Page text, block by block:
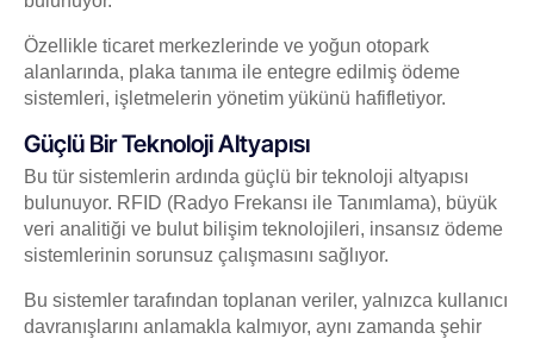
Özellikle ticaret merkezlerinde ve yoğun otopark
alanlarında, plaka tanıma ile entegre edilmiş ödeme
sistemleri, işletmelerin yönetim yükünü hafifletiyor.
Güçlü Bir Teknoloji Altyapısı
Bu tür sistemlerin ardında güçlü bir teknoloji altyapısı
bulunuyor. RFID (Radyo Frekansı ile Tanımlama), büyük
veri analitiği ve bulut bilişim teknolojileri, insansız ödeme
sistemlerinin sorunsuz çalışmasını sağlıyor.
Bu sistemler tarafından toplanan veriler, yalnızca kullanıcı
davranışlarını anlamakla kalmıyor, aynı zamanda şehir